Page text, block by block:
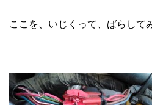
ここを、いじくって、ばらして